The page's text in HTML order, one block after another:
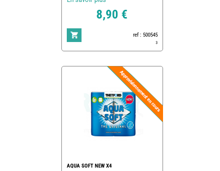
8,90 €
ref : 500545
3
AQUA SOFT NEW X4